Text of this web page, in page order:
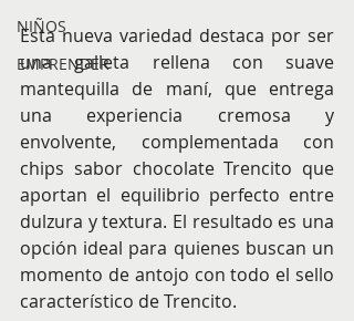
NIÑOS
EMPRENDER
Esta nueva variedad destaca por ser
una galleta rellena con suave
mantequilla de maní, que entrega
una experiencia cremosa y
envolvente, complementada con
chips sabor chocolate Trencito que
aportan el equilibrio perfecto entre
dulzura y textura. El resultado es una
opción ideal para quienes buscan un
momento de antojo con todo el sello
característico de Trencito.